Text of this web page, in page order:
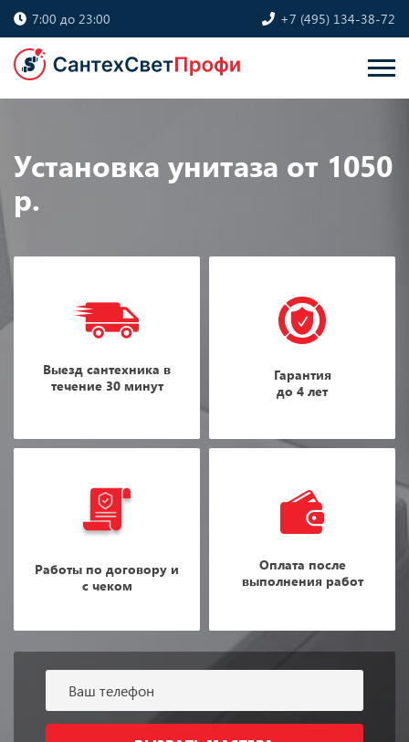
7:00 до 23:00 +7 (495) 134-38-72
Установка унитаза от 1050
р.
Выезд сантехника в
течение 30 минут
Гарантия
до 4 лет
Работы по договору и
с чеком
Оплата после
выполнения работ